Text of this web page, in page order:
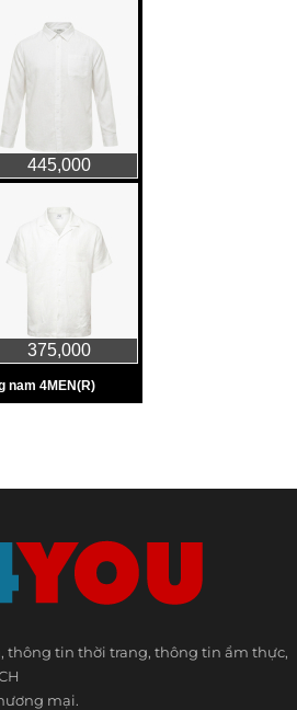
thông tin thời trang, thông tin ẩm thực,
mại.